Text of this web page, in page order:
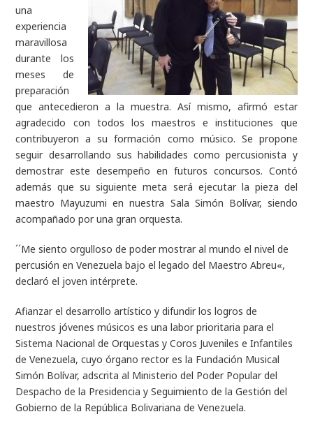
una
experiencia
maravillosa
durante los
meses de
preparación
que antecedieron a la muestra. Así mismo, afirmó estar
agradecido con todos los maestros e instituciones que
contribuyeron a su formación como músico. Se propone
seguir desarrollando sus habilidades como percusionista y
demostrar este desempeño en futuros concursos. Contó
además que su siguiente meta será ejecutar la pieza del
maestro Mayuzumi en nuestra Sala Simón Bolívar, siendo
acompañado por una gran orquesta.
´´Me siento orgulloso de poder mostrar al mundo el nivel de
percusión en Venezuela bajo el legado del Maestro Abreu«,
declaró el joven intérprete.
Afianzar el desarrollo artístico y difundir los logros de
nuestros jóvenes músicos es una labor prioritaria para el
Sistema Nacional de Orquestas y Coros Juveniles e Infantiles
de Venezuela, cuyo órgano rector es la Fundación Musical
Simón Bolívar, adscrita al Ministerio del Poder Popular del
Despacho de la Presidencia y Seguimiento de la Gestión del
Gobierno de la República Bolivariana de Venezuela.